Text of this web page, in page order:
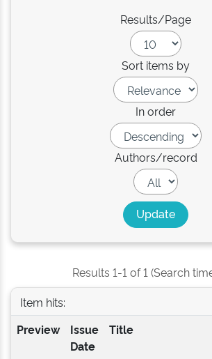
Results/Page
Sort items by
In order
Authors/record
Results 1-1 of 1 (Search
Item hits:
Preview
Issue
Date
Title